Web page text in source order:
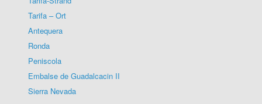
Tarifa – Ort
Antequera
Ronda
Peniscola
Embalse de Guadalcacin II
Sierra Nevada